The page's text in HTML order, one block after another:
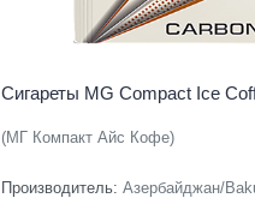
Сигареты MG Compact Ice
(МГ Компакт Айс Кофе)
Производитель: Азербайджан/